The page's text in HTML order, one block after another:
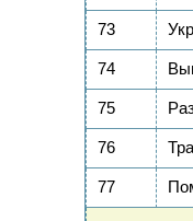
73
74
75
76
77